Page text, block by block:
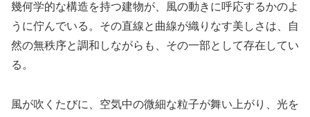
幾何学的な構造を持つ建物が、風の動きに呼応するかのよ
うに佇んでいる。その直線と曲線が織りなす美しさは、自
然の無秩序と調和しながらも、その一部として存在してい
る。
風が吹くたびに、空気中の微細な粒子が舞い上がり、光を